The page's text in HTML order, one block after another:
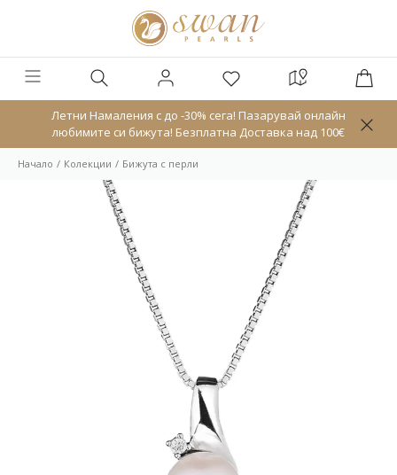
Летни Намаления с до -30% сега! Пазарувай онлайн
любимите си бижута! Безплатна Доставка над 100€
Начало Колекции Бижута с перли